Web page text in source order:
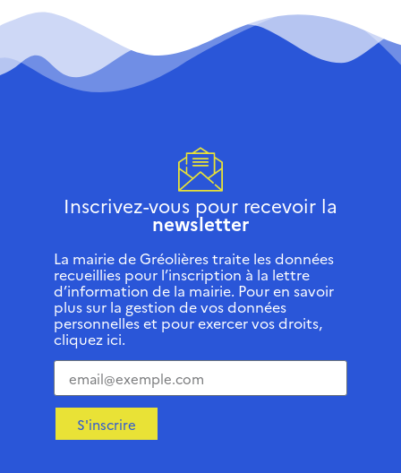
Inscrivez-vous pour recevoir la
newsletter
La mairie de Gréolières traite les données
recueillies pour l’inscription à la lettre
d’information de la mairie. Pour en savoir
plus sur la gestion de vos données
personnelles et pour exercer vos droits,
cliquez ici.
S'inscrire